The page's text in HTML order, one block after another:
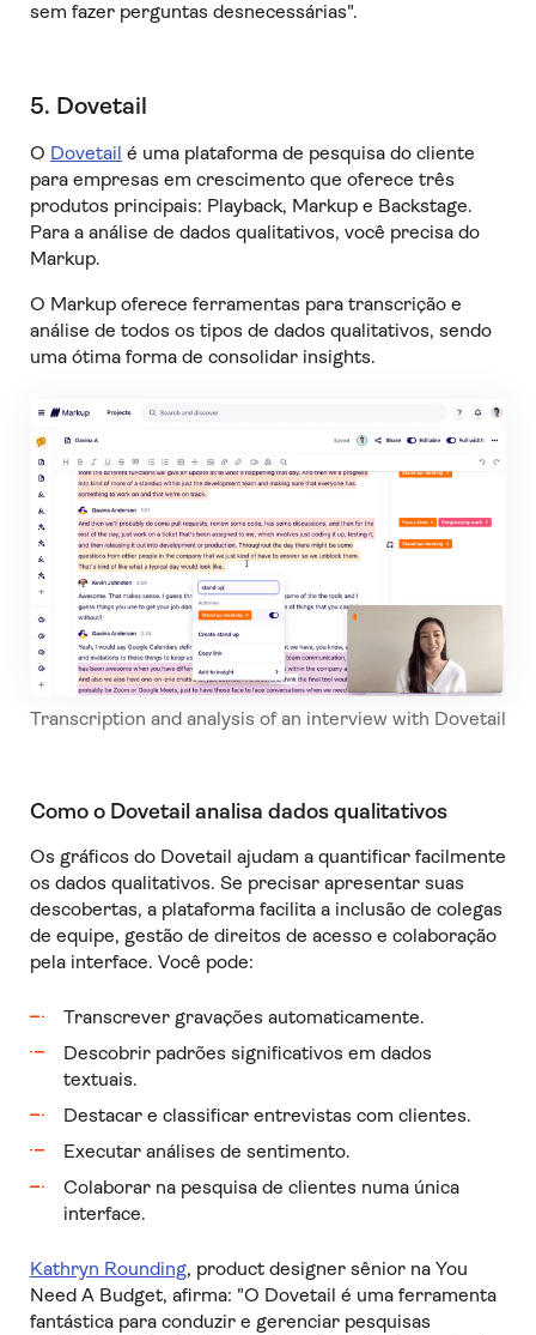
sem fazer perguntas desnecessárias".
5. Dovetail
O Dovetail é uma plataforma de pesquisa do cliente
para empresas em crescimento que oferece três
produtos principais: Playback, Markup e Backstage.
Para a análise de dados qualitativos, você precisa do
Markup.
O Markup oferece ferramentas para transcrição e
análise de todos os tipos de dados qualitativos, sendo
uma ótima forma de consolidar insights.
Transcription and analysis of an interview with Dovetail
Como o Dovetail analisa dados qualitativos
Os gráficos do Dovetail ajudam a quantificar facilmente
os dados qualitativos. Se precisar apresentar suas
descobertas, a plataforma facilita a inclusão de colegas
de equipe, gestão de direitos de acesso e colaboração
pela interface. Você pode:
Transcrever gravações automaticamente.
Descobrir padrões significativos em dados
textuais.
Destacar e classificar entrevistas com clientes.
Executar análises de sentimento.
Colaborar na pesquisa de clientes numa única
interface.
Kathryn Rounding, product designer sênior na You
Need A Budget, afirma: "O Dovetail é uma ferramenta
fantástica para conduzir e gerenciar pesquisas